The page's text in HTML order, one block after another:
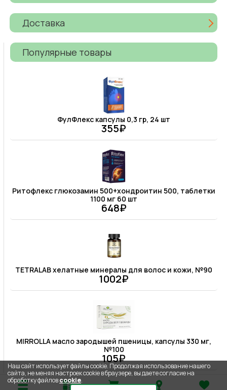
Доставка
Популярные товары
ФулФлекс капсулы 0,3 гр, 24 шт
355₽
Ритофлекс глюкозамин 500+хондроитин 500, таблетки
1100 мг 60 шт
648₽
TETRALAB хелатные минералы для волос и кожи, №90
1002₽
MIRROLLA масло зародышей пшеницы, капсулы 330 мг,
№100
105₽
Наш сайт использует файлы cookie. Продолжая использование нашего
сайта, не меняя настроек cookie в браузере, вы даете согласие на
обработку файловcookie.